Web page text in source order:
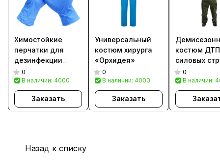
Химостойкие
перчатки для
дезинфекции
«ПостЭффект-33»
0
В наличии: 4000
Заказать
Универсальный
костюм хирурга
«Орхидея»
0
В наличии: 4000
Заказать
костюм
силовых
0
В наличии:
Назад к списку